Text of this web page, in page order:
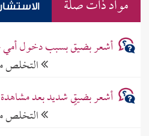
مواد ذات صلة
أشعر بضيق بسبب دخول أمي
التخلص
أشعر بضيقٍ شديد بعد مشاهدة
التخلص